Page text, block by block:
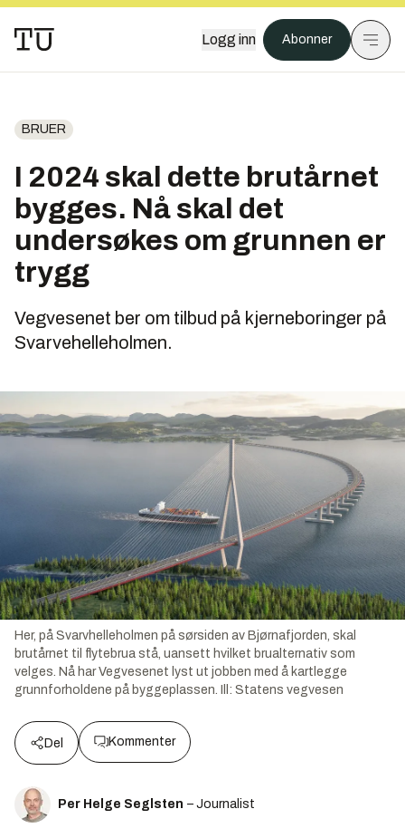
Logg inn Abonner
BRUER
I 2024 skal dette brutårnet
bygges. Nå skal det
undersøkes om grunnen er
trygg
Vegvesenet ber om tilbud på kjerneboringer på
Svarvehelleholmen.
Her, på Svarvhelleholmen på sørsiden av Bjørnafjorden, skal
brutårnet til flytebrua stå, uansett hvilket brualternativ som
velges. Nå har Vegvesenet lyst ut jobben med å kartlegge
grunnforholdene på byggeplassen.
Ill: Statens vegvesen
Del Kommenter
Per Helge Seglsten – Journalist